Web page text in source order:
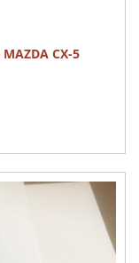
MAZDA CX-5